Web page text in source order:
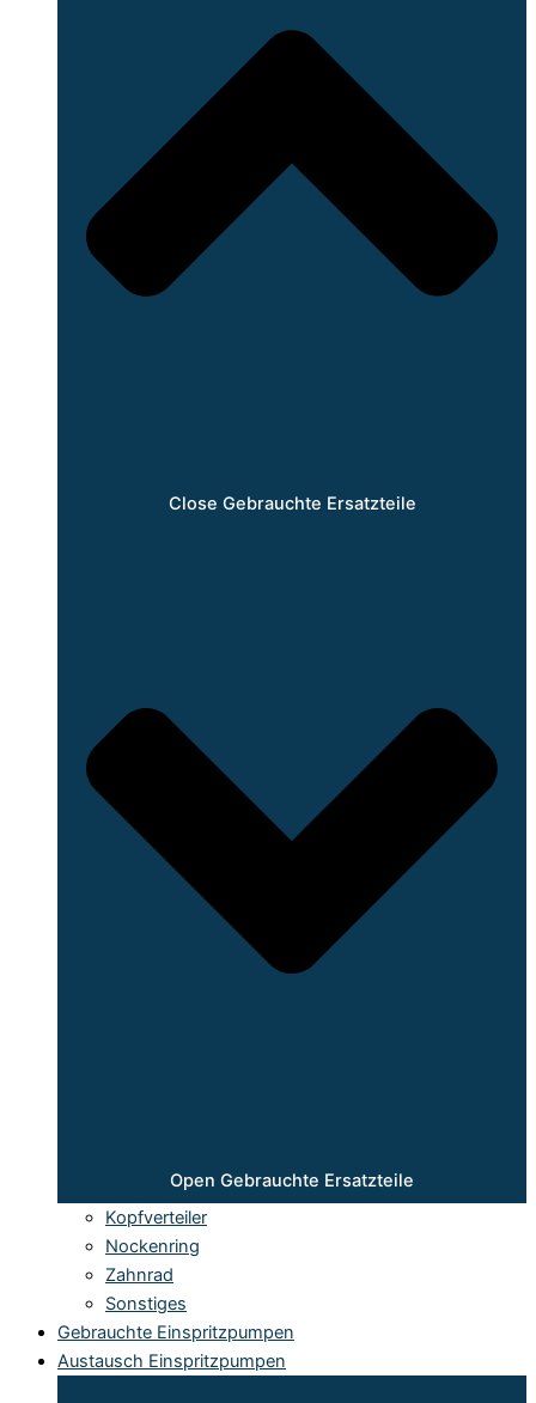
Close Gebrauchte Ersatzteile
Open Gebrauchte Ersatzteile
Kopfverteiler
Nockenring
Zahnrad
Sonstiges
Gebrauchte Einspritzpumpen
Austausch Einspritzpumpen